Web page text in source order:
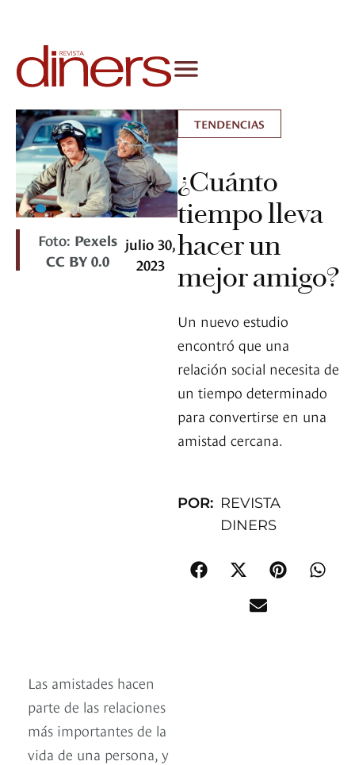
Foto: Pexels
CC BY 0.0
julio 30,
2023
TENDENCIAS
¿Cuánto
tiempo lleva
hacer un
mejor amigo?
Un nuevo estudio
encontró que una
relación social necesita de
un tiempo determinado
para convertirse en una
amistad cercana.
POR: REVISTA
DINERS
Las amistades hacen
parte de las relaciones
más importantes de la
vida de una persona, y